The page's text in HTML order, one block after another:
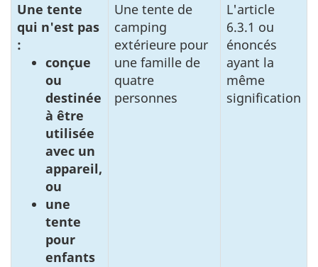
Une tente
qui n'est pas
:
conçue
ou
destinée
à être
utilisée
avec un
appareil,
ou
une
tente
pour
enfants
Une tente de
camping
extérieure pour
une famille de
quatre
personnes
L'article
6.3.1 ou
énoncés
ayant la
même
signification